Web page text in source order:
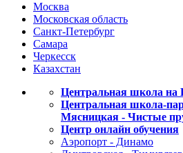
Москва
Московская область
Санкт-Петербург
Самара
Черкесск
Казахстан
Центральная школа на
Центральная школа-
Мясницкая - Чистые
Центр онлайн обучения
Аэропорт - Динамо